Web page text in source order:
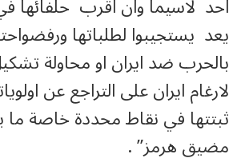
يعد يستجيبوا لطلباتها
بالحرب ضد ايران او محاولة
لارغام ايران على التراجع عن
ثبتتها في نقاط محددة خاصة
مضيق هرمز” .